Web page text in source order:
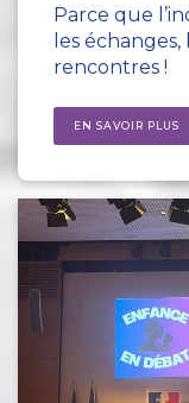
Parce que
les
rencontres !
EN SAVOIR PLUS